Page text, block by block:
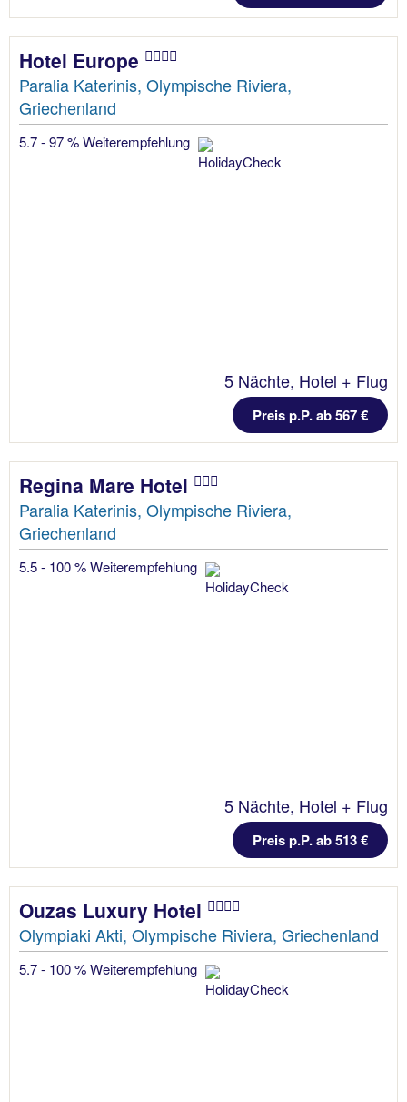
Hotel Europe
Paralia Katerinis, Olympische Riviera,
Griechenland
5.7 - 97 % Weiterempfehlung
5 Nächte, Hotel + Flug
Preis p.P. ab 567 €
Regina Mare Hotel
Paralia Katerinis, Olympische Riviera,
Griechenland
5.5 - 100 % Weiterempfehlung
5 Nächte, Hotel + Flug
Preis p.P. ab 513 €
Ouzas Luxury Hotel
Olympiaki Akti, Olympische Riviera, Griechenland
5.7 - 100 % Weiterempfehlung